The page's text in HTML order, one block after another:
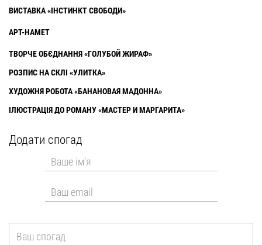
ВИСТАВКА «ІНСТИНКТ СВОБОДИ»
АРТ-НАМЕТ
ТВОРЧЕ ОБЄДНАННЯ «ГОЛУБОЙ ЖИРАФ»
РОЗПИС НА СКЛІ «УЛИТКА»
ХУДОЖНЯ РОБОТА «БАНАНОВАЯ МАДОННА»
ІЛЮСТРАЦІЯ ДО РОМАНУ «МАСТЕР И МАРГАРИТА»
Додати спогад